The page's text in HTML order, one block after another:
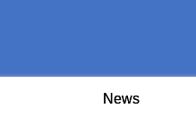
News